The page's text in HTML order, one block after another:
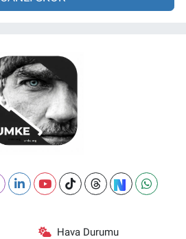
Hava Durumu